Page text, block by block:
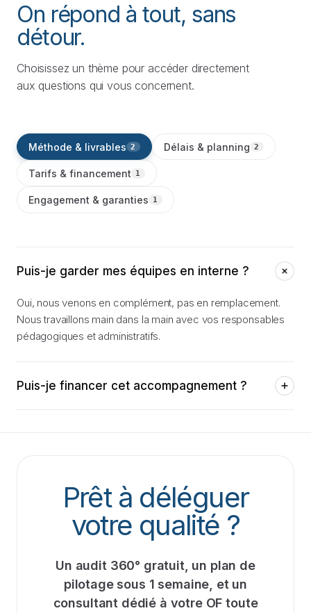
On répond à tout, sans
détour.
Choisissez un thème pour accéder directement
aux questions qui vous concernent.
Méthode & livrables 2 Délais & planning 2
Tarifs & financement 1
Engagement & garanties 1
Puis-je garder mes équipes en interne ?
Oui, nous venons en complément, pas en remplacement.
Nous travaillons main dans la main avec vos responsables
pédagogiques et administratifs.
Puis-je financer cet accompagnement ?
Prêt à déléguer
votre qualité ?
Un audit 360° gratuit, un plan de
pilotage sous 1 semaine, et un
consultant dédié à votre OF toute